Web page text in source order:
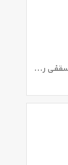
پنل ال ای دی 6 وات تکنوتل مدل سقفی روکار